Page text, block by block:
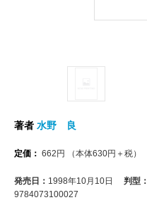
著者 水野 良
定価： 662 円 （本体630円＋税）
発売日： 1998年10月10日 判型：
9784073100027